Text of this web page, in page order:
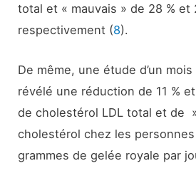
total et « mauvais » de 28 % et
respectivement (8).
De même, une étude d’un mois
révélé une réduction de 11 %
de cholestérol LDL total et de
cholestérol chez les
grammes de gelée royale par